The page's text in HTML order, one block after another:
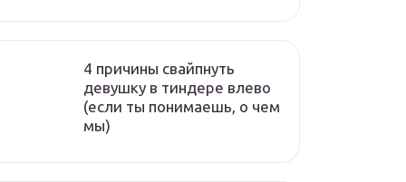
4 причины свайпнуть
девушку в тиндере влево
(если ты понимаешь, о чем
мы)